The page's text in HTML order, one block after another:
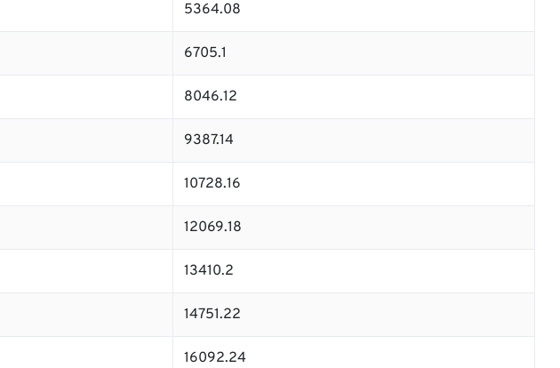
5364.08
6705.1
8046.12
9387.14
10728.16
12069.18
13410.2
14751.22
16092.24